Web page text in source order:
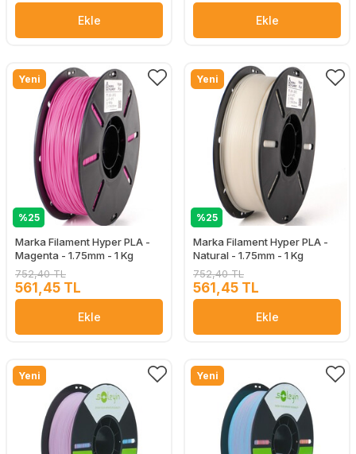
Ekle Ekle
%25
Yeni
Marka Filament Hyper PLA -
Magenta - 1.75mm - 1 Kg
752,40 TL
561,45 TL
Ekle
%25
Yeni
Marka Filament Hyper PLA -
Natural - 1.75mm - 1 Kg
752,40 TL
561,45 TL
Ekle
Yeni Yeni